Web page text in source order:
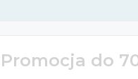
Promocja do